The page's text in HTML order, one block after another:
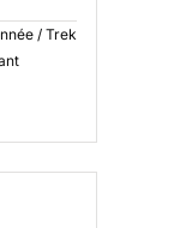
/ Trek